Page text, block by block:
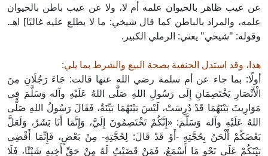
عن عيب ظاهر بالحيوان علمه أم لا، ولا عن عيب باطن بالحيوان
علمه، والمراد بالباطن كما قال شيخي: ما لا يطلع عليه غالبًا] اهـ.
وقوله: "شيخي" يعني: الرملي الكبير.
هذا، وقد استدل الحنفية بصحة البيع والشرط بما يلي:
أولًا: بما جاء عن أم سلمة رضي الله عنها قالت: جَاءَ رَجُلَانِ مِنَ
الْأَنْصَارِ يَخْتَصِمَانِ إِلَى رَسُولِ اللهِ صَلَّى اللهُ عَلَيْهِ وآله وَسَلَّمَ فِي
مَوَارِيثَ بَيْنَهُمَا قَدْ دُرِسَتْ، لَيْسَ بَيْنَهُمَا بَيِّنَةٌ، فَقَالَ رَسُولُ اللهِ صَلَّى
اللهُ عَلَيْهِ وآله وَسَلَّمَ: «إِنَّكُمْ تَخْتَصِمُونَ إِلَيَّ، وَإِنَّمَا أَنَا بَشَرٌ، وَلَعَلَّ
بَعْضَكُمْ أَلْحَنُ بِحُجَّتِهِ -أَوْ قَدْ قَالَ: لِحُجَّتِهِ- مِنْ بَعْضٍ، فَإِنِّمَا أَقْضِي
بَيْنَكُمْ عَلَى نَحْوِ مَا أَسْمَعُ، فَمَنْ قَضَيْتُ لَهُ مِنْ حَقِّ أَخِيهِ شَيْئًا، فَلَا